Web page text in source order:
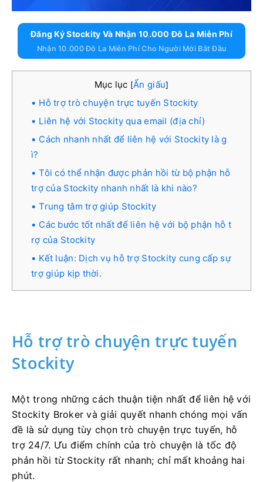
Đăng Ký Stockity Và Nhận 10.000 Đô La Miễn Phí
Nhận 10.000 Đô La Miễn Phí Cho Người Mới Bắt Đầu
Mục lục [Ẩn giấu]
Hỗ trợ trò chuyện trực tuyến Stockity
Liên hệ với Stockity qua email (địa chỉ)
Cách nhanh nhất để liên hệ với Stockity là g
ì?
Tôi có thể nhận được phản hồi từ bộ phận hỗ
trợ của Stockity nhanh nhất là khi nào?
Trung tâm trợ giúp Stockity
Các bước tốt nhất để liên hệ với bộ phận hỗ t
rợ của Stockity
Kết luận: Dịch vụ hỗ trợ Stockity cung cấp sự
trợ giúp kịp thời.
Hỗ trợ trò chuyện trực tuyến
Stockity
Một trong những cách thuận tiện nhất để liên hệ với
Stockity Broker và giải quyết nhanh chóng mọi vấn
đề là sử dụng tùy chọn trò chuyện trực tuyến, hỗ
trợ 24/7. Ưu điểm chính của trò chuyện là tốc độ
phản hồi từ Stockity rất nhanh; chỉ mất khoảng hai
phút.